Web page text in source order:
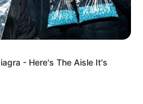
)*:
- Here's The Aisle It's